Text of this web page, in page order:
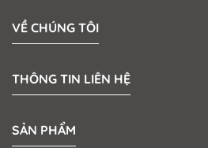
VỀ CHÚNG TÔI
THÔNG TIN LIÊN HỆ
SẢN PHẨM